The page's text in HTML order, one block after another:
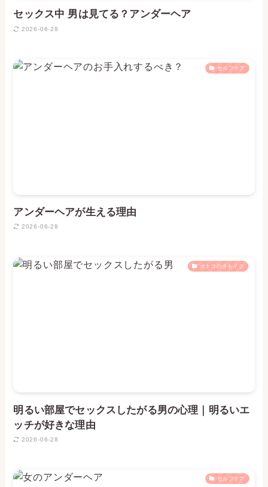
セックス中 男は見てる？アンダーヘア
2026-06-28
セルフケア
アンダーヘアが生える理由
2026-06-28
オトコのきもイク
明るい部屋でセックスしたがる男の心理｜明るいエ
ッチが好きな理由
2026-06-28
セルフケア